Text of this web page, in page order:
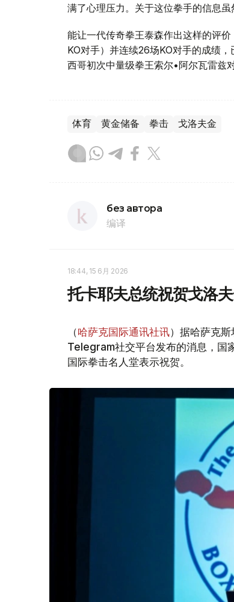
满了心理压力。关于这位拳手的信息
能让一代传奇拳王泰森作出这样的评
KO对手）并连续26场KO对手的成绩
西哥初次中量级拳王索尔•阿尔瓦雷兹
体育 黄金储备 拳击 戈洛夫金
без автора
编译
18:44, 15 6月 2026
托卡耶夫总统祝贺戈洛
（哈萨克国际通讯社讯）据哈萨克
Telegram社交平台发布的消息，国
国际拳击名人堂表示祝贺。